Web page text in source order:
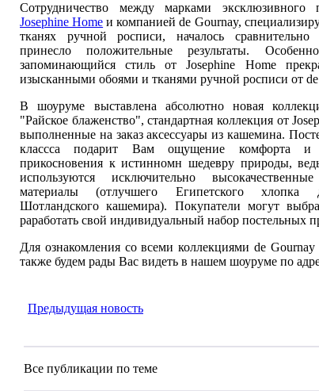
Сотрудничество между марками эксклюзивного
Josephine Home и компанией de Gournay,
тканях ручной росписи, началось
принесло положительные результаты.
запоминающийся стиль от Josephine Home
изысканными обоями и тканями ручной росписи от
В шоуруме выставлена абсолютно новая
"Райское блаженство", стандартная коллекция от
выполненные на заказ аксессуары из кашемина.
классса подарит Вам ощущение комфорта и
прикосновения к истинномн шедевру природы,
используются исключительно
материалы (отлучшего Египетского хлопка
Шотландского кашемира). Покупатели могут
раработать свой индивидуальный набор постельных
Для ознакомления со всеми коллекциями de
также будем рады Вас видеть в нашем шоуруме по
Предыдущая новость
Все публикации по теме